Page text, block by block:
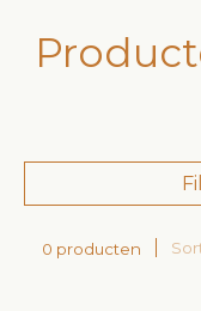
0 producten